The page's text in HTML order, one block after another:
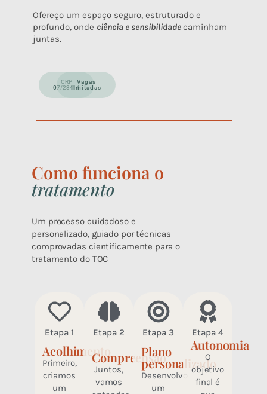
Ofereço um espaço seguro, estruturado e
profundo, onde ciência e sensibilidadecaminham
juntas.
CRP
07/23414
Vagas
limitadas
Como funciona o
tratamento
Um processo cuidadoso e
personalizado, guiado por técnicas
comprovadas cientificamente para o
tratamento do TOC
Etapa 1
Acolhimento
Primeiro,
criamos
um
Etapa 2
Compreensão
Juntos,
vamos
Etapa 3
Plano
personalizado
Desenvolvo
um
Etapa 4
Autonomia
O
objetivo
final é